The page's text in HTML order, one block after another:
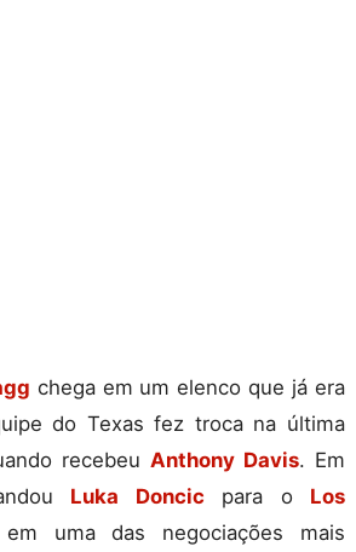
chega em um elenco que já era
do Texas fez troca na última
recebeu Anthony Davis. Em
Luka Doncic para o Los
uma das negociações mais